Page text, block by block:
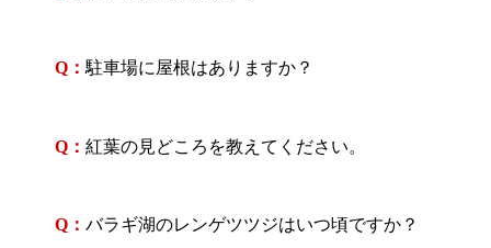
Q：駐車場に屋根はありますか？
Q： 紅葉の見どころを教えてください。
Q： バラギ湖のレンゲツツジはいつ頃ですか？